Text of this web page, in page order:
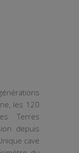
les 120
Terres
depuis
cave